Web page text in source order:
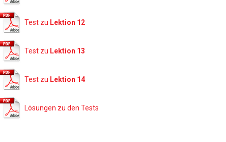
Test zu Lektion 12
Test zu Lektion 13
Test zu Lektion 14
Lösungen zu den Tests